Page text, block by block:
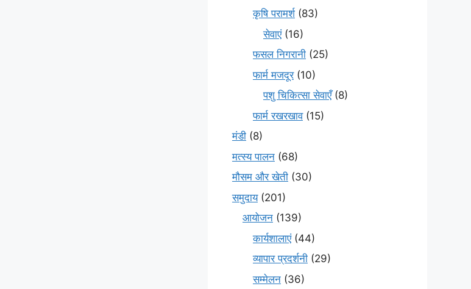
कृषि परामर्श(83)
सेवाएं(16)
फसल निगरानी (25)
फार्म मजदूर(10)
पशु चिकित्सा सेवाएँ(8)
फार्म रखरखाव(15)
मंडी (8)
मत्स्य पालन (68)
मौसम और खेती (30)
समुदाय(201)
आयोजन (139)
कार्यशालाएं(44)
व्यापार प्रदर्शनी (29)
सम्मेलन (36)